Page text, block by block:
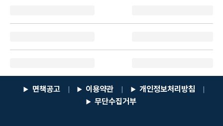
면책공고 이용약관 개인정보처리방침
무단수집거부